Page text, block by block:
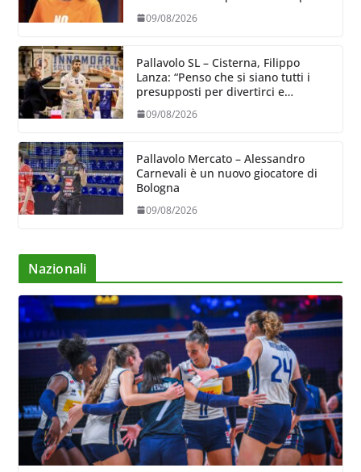
09/08/2026
Pallavolo SL – Cisterna, Filippo
Lanza: “Penso che si siano tutti i
presupposti per divertirci e
sappia divertire”
09/08/2026
Pallavolo Mercato – Alessandro
Carnevali è un nuovo giocatore di
Bologna
09/08/2026
Nazionali